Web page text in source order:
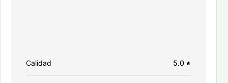
Calidad 5.0